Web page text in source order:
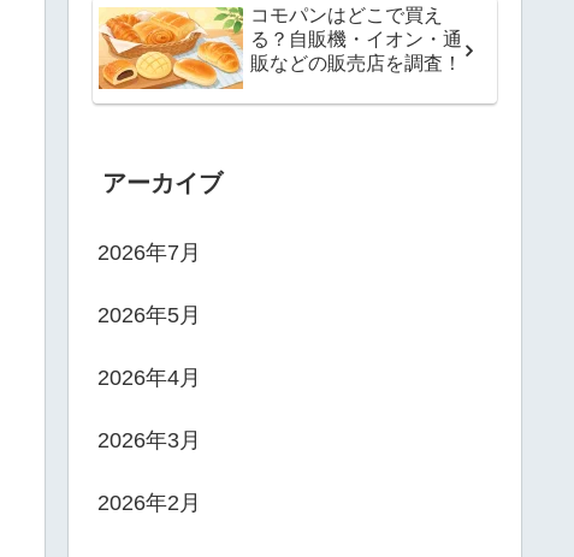
コモパンはどこで買え
る？自販機・イオン・通
販などの販売店を調査！
アーカイブ
2026年7月
2026年5月
2026年4月
2026年3月
2026年2月